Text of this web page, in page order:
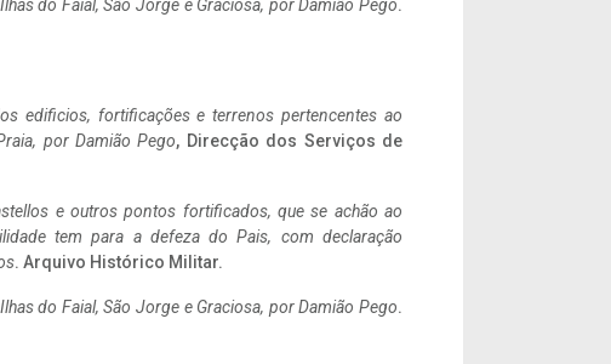
do Faial, São Jorge e Graciosa, por Damião Pego.
edificios, fortificações e terrenos pertencentes ao
por Damião Pego, Direcção dos Serviços de
e outros pontos fortificados, que se achão ao
tem para a defeza do Pais, com declaração
. Arquivo Histórico Militar.
do Faial, São Jorge e Graciosa, por Damião Pego.